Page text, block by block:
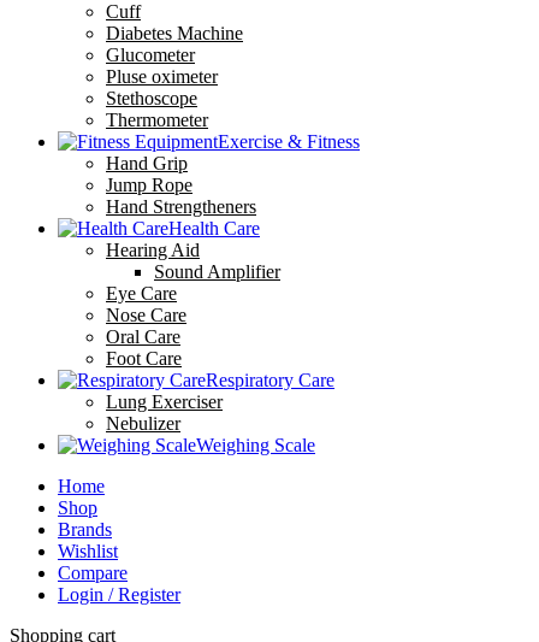
Cuff
Diabetes Machine
Glucometer
Pluse oximeter
Stethoscope
Thermometer
Exercise & Fitness
Hand Grip
Jump Rope
Hand Strengtheners
Health Care
Hearing Aid
Sound Amplifier
Eye Care
Nose Care
Oral Care
Foot Care
Respiratory Care
Lung Exerciser
Nebulizer
Weighing Scale
Home
Shop
Brands
Wishlist
Compare
Login / Register
Shopping cart